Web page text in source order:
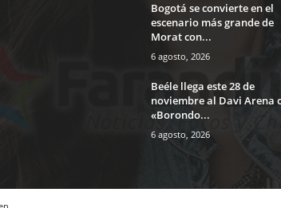
Bogotá se convierte en el
escenario más grande de
Morat con...
6 agosto, 2026
Beéle llega este 28 de
noviembre al Davi Arena
«Borondo...
6 agosto, 2026